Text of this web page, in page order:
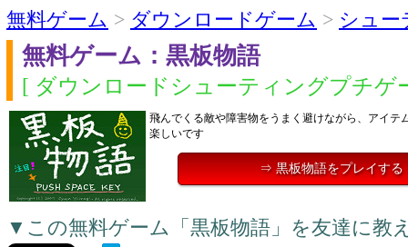
無料ゲーム > ダウンロードゲーム > シュー
無料ゲーム：黒板物語
[ ダウンロードシューティングプチゲ
飛んでくる敵や障害物をうまく避けながら、アイテ
楽しいです
⇒ 黒板物語をプレイする
▼この無料ゲーム「黒板物語」を友達に教